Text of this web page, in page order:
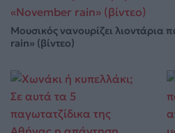
Μουσικός νανουρίζει λιοντάρια
rain» (βίντεο)